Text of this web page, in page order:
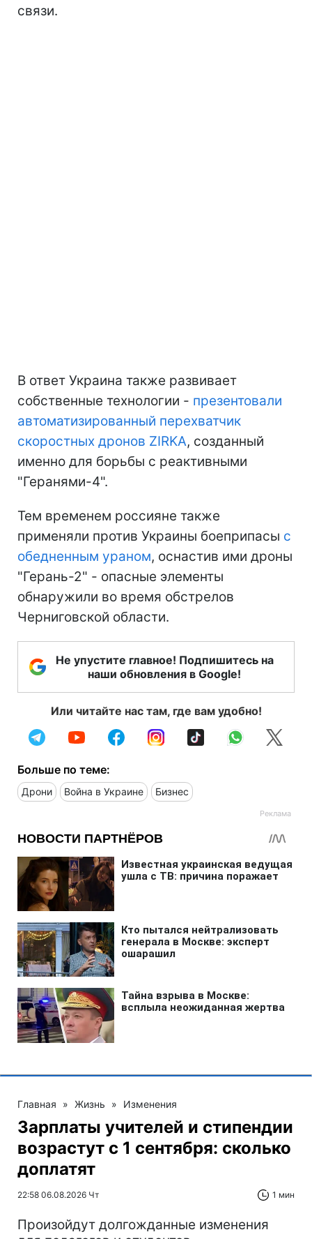
связи.
В ответ Украина также развивает
собственные технологии - презентовали
автоматизированный перехватчик
скоростных дронов ZIRKA, созданный
именно для борьбы с реактивными
"Геранями-4".
Тем временем россияне также
применяли против Украины боеприпасы с
обедненным ураном, оснастив ими дроны
"Герань-2" - опасные элементы
обнаружили во время обстрелов
Черниговской области.
Не упустите главное! Подпишитесь на
наши обновления в Google!
Или читайте нас там, где вам удобно!
Больше по теме:
Дрони Война в Украине Бизнес
Главная » Жизнь » Изменения
Зарплаты учителей и стипендии
возрастут с 1 сентября: сколько
доплатят
22:58 06.08.2026 Чт 1 мин
Произойдут долгожданные изменения